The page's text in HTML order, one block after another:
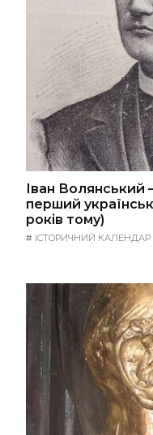
Іван
перший
років тому)
# ІСТОРИЧНИЙ КАЛЕНДАР